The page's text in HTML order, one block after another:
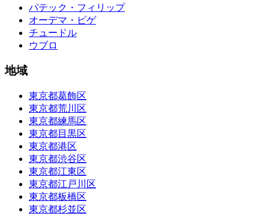
パテック・フィリップ
オーデマ・ピゲ
チュードル
ウブロ
地域
東京都葛飾区
東京都荒川区
東京都練馬区
東京都目黒区
東京都港区
東京都渋谷区
東京都江東区
東京都江戸川区
東京都板橋区
東京都杉並区